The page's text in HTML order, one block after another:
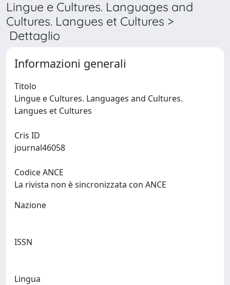
Lingue e Cultures. Languages and
Cultures. Langues et Cultures >
Dettaglio
Informazioni generali
Titolo
Lingue e Cultures. Languages and Cultures.
Cris ID
Codice ANCE
La rivista non è sincronizzata con ANCE
Nazione
ISSN
Lingua